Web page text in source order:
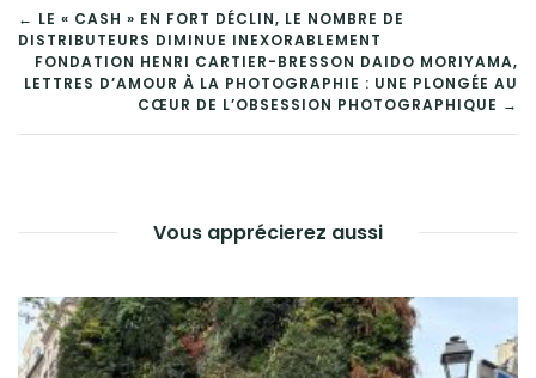
NAVIGATION
DE
L’ARTICLE
← LE « CASH » EN FORT DÉCLIN, LE NOMBRE DE
DISTRIBUTEURS DIMINUE INEXORABLEMENT
FONDATION HENRI CARTIER-BRESSON DAIDO MORIYAMA,
LETTRES D’AMOUR À LA PHOTOGRAPHIE : UNE PLONGÉE AU
CŒUR DE L’OBSESSION PHOTOGRAPHIQUE →
Vous apprécierez aussi